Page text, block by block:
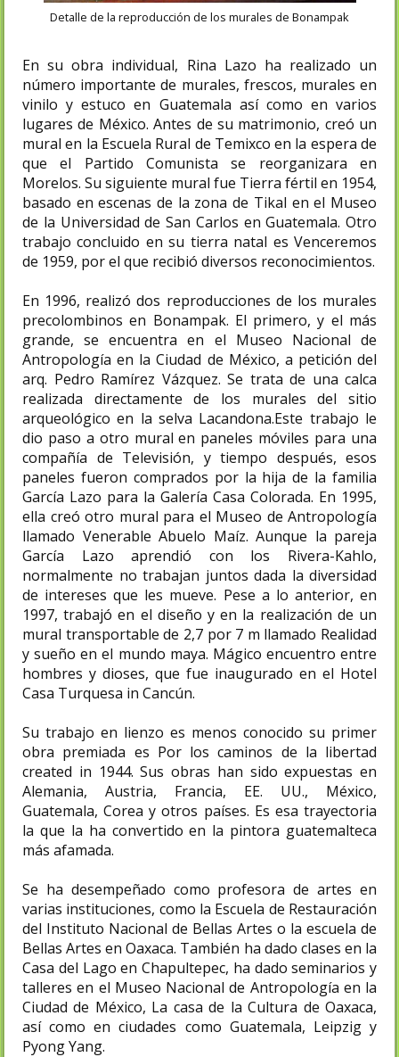
Detalle de la reproducción de los murales de Bonampak
En su obra individual, Rina Lazo ha realizado un
número importante de murales, frescos, murales en
vinilo y estuco en Guatemala así como en varios
lugares de México. Antes de su matrimonio, creó un
mural en la Escuela Rural de Temixco en la espera de
que el Partido Comunista se reorganizara en
Morelos. Su siguiente mural fue Tierra fértil en 1954,
basado en escenas de la zona de Tikal en el Museo
de la Universidad de San Carlos en Guatemala.​ Otro
trabajo concluido en su tierra natal es Venceremos
de 1959, por el que recibió diversos reconocimientos.
En 1996, realizó dos reproducciones de los murales
precolombinos en Bonampak. El primero, y el más
grande, se encuentra en el Museo Nacional de
Antropología en la Ciudad de México, a petición del
arq. Pedro Ramírez Vázquez. Se trata de una calca
realizada directamente de los murales del sitio
arqueológico en la selva Lacandona.Este trabajo le
dio paso a otro mural en paneles móviles para una
compañía de Televisión, y tiempo después, esos
paneles fueron comprados por la hija de la familia
García Lazo para la Galería Casa Colorada.​ En 1995,
ella creó otro mural para el Museo de Antropología
llamado Venerable Abuelo Maíz.​ Aunque la pareja
García Lazo aprendió con los Rivera-Kahlo,
normalmente no trabajan juntos dada la diversidad
de intereses que les mueve. Pese a lo anterior, en
1997, trabajó en el diseño y en la realización de un
mural transportable de 2,7 por 7 m llamado Realidad
y sueño en el mundo maya. Mágico encuentro entre
hombres y dioses, que fue inaugurado en el Hotel
Casa Turquesa in Cancún.​
Su trabajo en lienzo es menos conocido su primer
obra premiada es Por los caminos de la libertad
created in 1944. Sus obras han sido expuestas en
Alemania, Austria, Francia, EE. UU., México,
Guatemala, Corea y otros países. Es esa trayectoria
la que la ha convertido en la pintora guatemalteca
más afamada.​
Se ha desempeñado como profesora de artes en
varias instituciones, como la Escuela de Restauración
del Instituto Nacional de Bellas Artes o la escuela de
Bellas Artes en Oaxaca. También ha dado clases en la
Casa del Lago en Chapultepec, ha dado seminarios y
talleres en el Museo Nacional de Antropología en la
Ciudad de México, La casa de la Cultura de Oaxaca,
así como en ciudades como Guatemala, Leipzig y
Pyong Yang.